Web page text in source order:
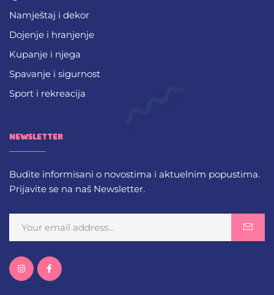
Namještaj i dekor
Dojenje i hranjenje
Kupanje i njega
Spavanje i sigurnost
Sport i rekreacija
NEWSLETTER
Budite informisani o novostima i aktuelnim popustima.
Prijavite se na naš Newsletter.